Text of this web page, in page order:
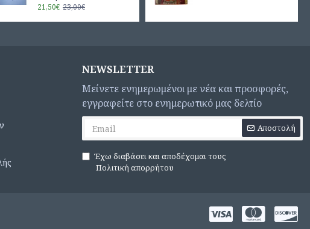
21,50€ 23,00€
NEWSLETTER
Μείνετε ενημερωμένοι με νέα και προσφορές,
εγγραφείτε στο ενημερωτικό μας δελτίο
Αποστολή
Έχω διαβάσει και αποδέχομαι τους
Πολιτική απορρήτου